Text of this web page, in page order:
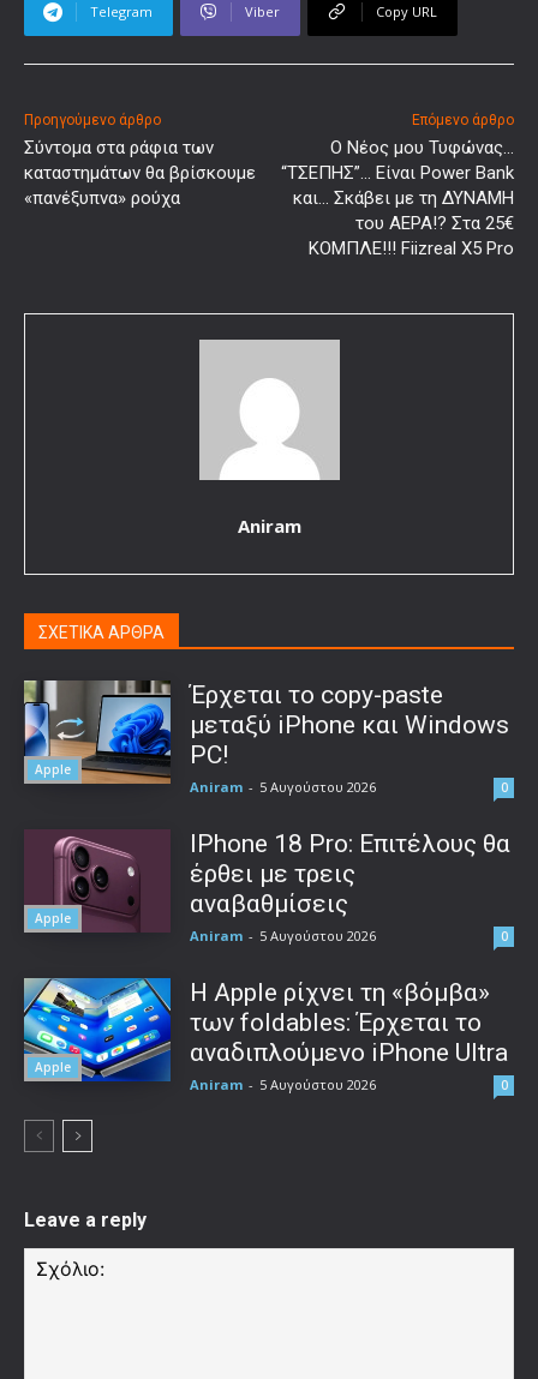
Telegram Viber Copy URL
Προηγούμενο άρθρο
Σύντομα στα ράφια των
καταστημάτων θα βρίσκουμε
«πανέξυπνα» ρούχα
Επόμενο άρθρο
Ο Νέος μου Τυφώνας…
“ΤΣΕΠΗΣ”… Είναι Power Bank
και… Σκάβει με τη ΔΥΝΑΜΗ
του ΑΕΡΑ!? Στα 25€
ΚΟΜΠΛΕ!!! Fiizreal Χ5 Pro
Aniram
ΣΧΕΤΙΚΑ ΑΡΘΡΑ
Apple
Έρχεται το copy-paste
μεταξύ iPhone και Windows
PC!
Aniram - 5 Αυγούστου 2026 0
Apple
IPhone 18 Pro: Επιτέλους θα
έρθει με τρεις
αναβαθμίσεις
Aniram - 5 Αυγούστου 2026 0
Apple
Η Apple ρίχνει τη «βόμβα»
των foldables: Έρχεται το
αναδιπλούμενο iPhone Ultra
Aniram - 5 Αυγούστου 2026 0
Leave a reply